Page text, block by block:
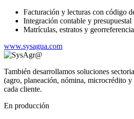
Facturación y lecturas con código
Integración contable y presupuestal
Matrículas, estratos y
www.sysagua.com
También desarrollamos soluciones
(agro, planeación, nómina, microcrédito y
cada cliente.
En producción